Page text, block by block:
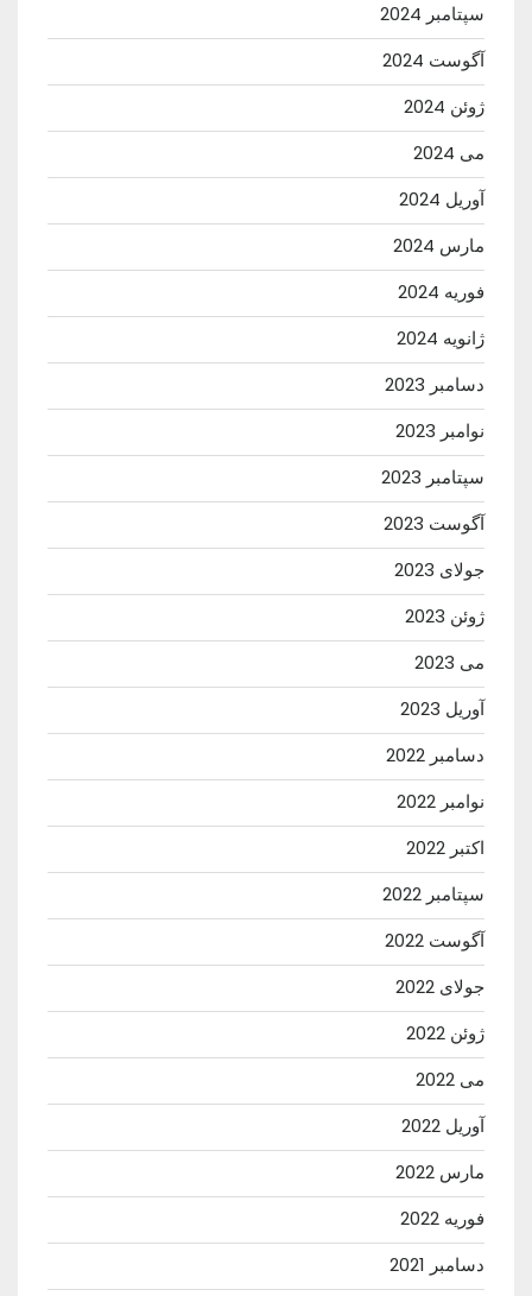
سپتامبر 2024
آگوست 2024
ژوئن 2024
می 2024
آوریل 2024
مارس 2024
فوریه 2024
ژانویه 2024
دسامبر 2023
نوامبر 2023
سپتامبر 2023
آگوست 2023
جولای 2023
ژوئن 2023
می 2023
آوریل 2023
دسامبر 2022
نوامبر 2022
اکتبر 2022
سپتامبر 2022
آگوست 2022
جولای 2022
ژوئن 2022
می 2022
آوریل 2022
مارس 2022
فوریه 2022
دسامبر 2021